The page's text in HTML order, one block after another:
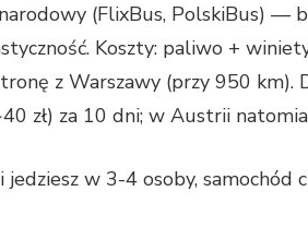
(FlixBus, PolskiBus) —
Koszty: paliwo +
z Warszawy (przy 950
zł) za 10 dni; w Austrii
w 3-4 osoby,